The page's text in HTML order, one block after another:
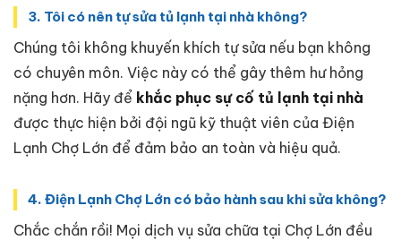
3. Tôi có nên tự sửa tủ lạnh tại nhà không?
Chúng tôi không khuyến khích tự sửa nếu bạn không
có chuyên môn. Việc này có thể gây thêm hư hỏng
nặng hơn. Hãy để khắc phục sự cố tủ lạnh tại nhà
được thực hiện bởi đội ngũ kỹ thuật viên của Điện
Lạnh Chợ Lớn để đảm bảo an toàn và hiệu quả.
4. Điện Lạnh Chợ Lớn có bảo hành sau khi sửa không?
Chắc chắn rồi! Mọi dịch vụ sửa chữa tại Chợ Lớn đều